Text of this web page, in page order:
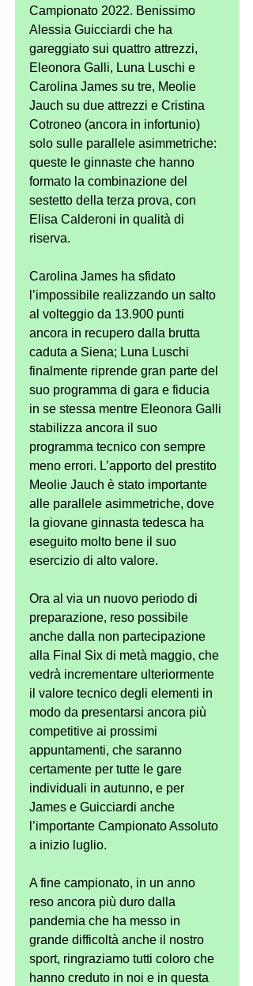
Campionato 2022. Benissimo
Alessia Guicciardi che ha
gareggiato sui quattro attrezzi,
Eleonora Galli, Luna Luschi e
Carolina James su tre, Meolie
Jauch su due attrezzi e Cristina
Cotroneo (ancora in infortunio)
solo sulle parallele asimmetriche:
queste le ginnaste che hanno
formato la combinazione del
sestetto della terza prova, con
Elisa Calderoni in qualità di
riserva.
Carolina James ha sfidato
l’impossibile realizzando un salto
al volteggio da 13.900 punti
ancora in recupero dalla brutta
caduta a Siena; Luna Luschi
finalmente riprende gran parte del
suo programma di gara e fiducia
in se stessa mentre Eleonora Galli
stabilizza ancora il suo
programma tecnico con sempre
meno errori. L’apporto del prestito
Meolie Jauch è stato importante
alle parallele asimmetriche, dove
la giovane ginnasta tedesca ha
eseguito molto bene il suo
esercizio di alto valore.
Ora al via un nuovo periodo di
preparazione, reso possibile
anche dalla non partecipazione
alla Final Six di metà maggio, che
vedrà incrementare ulteriormente
il valore tecnico degli elementi in
modo da presentarsi ancora più
competitive ai prossimi
appuntamenti, che saranno
certamente per tutte le gare
individuali in autunno, e per
James e Guicciardi anche
l’importante Campionato Assoluto
a inizio luglio.
A fine campionato, in un anno
reso ancora più duro dalla
pandemia che ha messo in
grande difficoltà anche il nostro
sport, ringraziamo tutti coloro che
hanno creduto in noi e in questa